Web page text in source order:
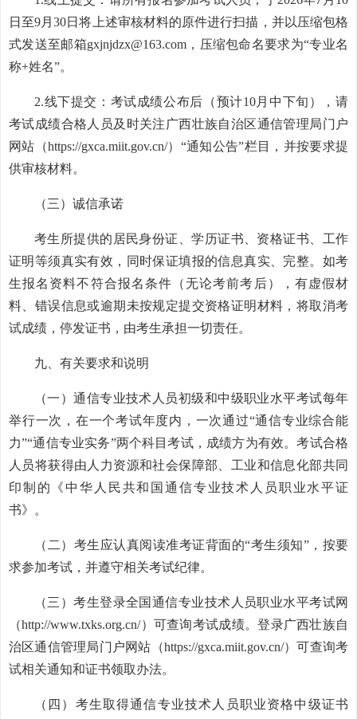
日至9月30日将上述审核材料的原件进行扫描，并以压缩包格
式发送至邮箱gxjnjdzx@163.com，压缩包命名要求为“专业名
称+姓名”。
2.线下提交：考试成绩公布后（预计10月中下旬），请
考试成绩合格人员及时关注广西壮族自治区通信管理局门户
网站（https://gxca.miit.gov.cn/）“通知公告”栏目，并按要求提
供审核材料。
（三）诚信承诺
考生所提供的居民身份证、学历证书、资格证书、工作
证明等须真实有效，同时保证填报的信息真实、完整。如考
生报名资料不符合报名条件（无论考前考后），有虚假材
料、错误信息或逾期未按规定提交资格证明材料，将取消考
试成绩，停发证书，由考生承担一切责任。
九、有关要求和说明
（一）通信专业技术人员初级和中级职业水平考试每年
举行一次，在一个考试年度内，一次通过“通信专业综合能
力”“通信专业实务”两个科目考试，成绩方为有效。考试合格
人员将获得由人力资源和社会保障部、工业和信息化部共同
印制的《中华人民共和国通信专业技术人员职业水平证
书》。
（二）考生应认真阅读准考证背面的“考生须知”，按要
求参加考试，并遵守相关考试纪律。
（三）考生登录全国通信专业技术人员职业水平考试网
（http://www.txks.org.cn/）可查询考试成绩。登录广西壮族自
治区通信管理局门户网站（https://gxca.miit.gov.cn/）可查询考
试相关通知和证书领取办法。
（四）考生取得通信专业技术人员职业资格中级证书